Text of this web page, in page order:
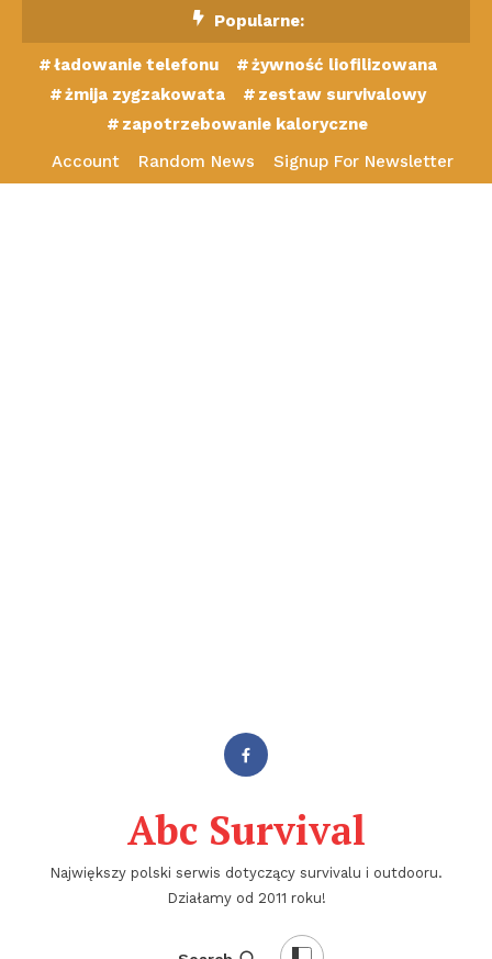
Content
Popularne:
ładowanie telefonu
żywność liofilizowana
żmija zygzakowata
zestaw survivalowy
zapotrzebowanie kaloryczne
Account
Random News Signup For Newsletter
Abc Survival
Największy polski serwis dotyczący survivalu i outdooru.
Działamy od 2011 roku!